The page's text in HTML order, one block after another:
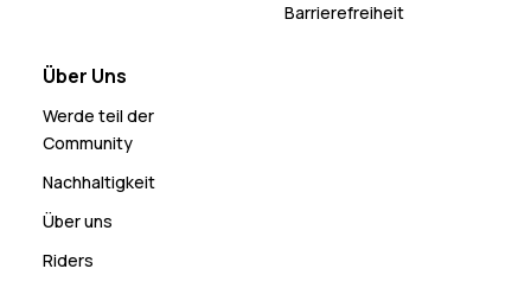
Barrierefreiheit
Über Uns
Werde teil der
Community
Nachhaltigkeit
Über uns
Riders